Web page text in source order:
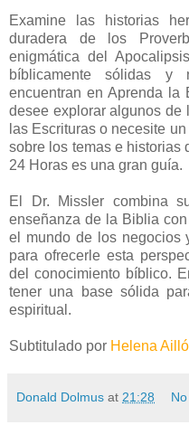
Examine las historias
duradera de los
enigmática del
bíblicamente sólidas y
encuentran en Aprenda
desee explorar algunos de
las Escrituras o necesite
sobre los temas e historias
24 Horas es una gran guía.
El Dr. Missler combina
enseñanza de la Biblia
el mundo de los negocios
para ofrecerle esta
del conocimiento bíblico.
tener una base sólida
espiritual.
Subtitulado por Helena
Donald Dolmus at 21:28